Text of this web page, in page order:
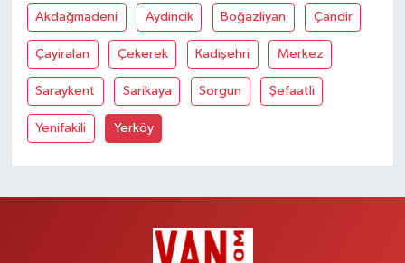
Akdağmadeni Aydincik Boğazliyan Çandir
Çayiralan Çekerek Kadişehri Merkez
Saraykent Sarikaya Sorgun Şefaatli
Yenifakili Yerköy